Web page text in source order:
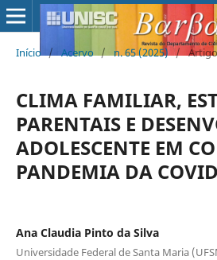
Início / Acervo / n. 65 (2025) /
CLIMA FAMILIAR,
PARENTAIS E
ADOLESCENTE EM
PANDEMIA DA
Ana Claudia Pinto da Silva
Universidade Federal de Santa Maria